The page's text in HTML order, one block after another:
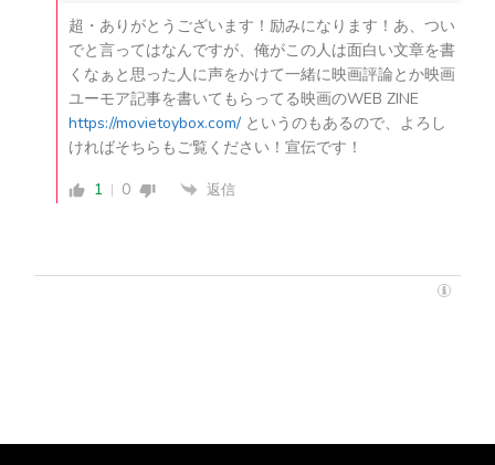
超・ありがとうございます！励みになります！あ、つい
でと言ってはなんですが、俺がこの人は面白い文章を書
くなぁと思った人に声をかけて一緒に映画評論とか映画
ユーモア記事を書いてもらってる映画のWEB ZINE
https://movietoybox.com/ というのもあるので、よろし
ければそちらもご覧ください！宣伝です！
1
0 返信